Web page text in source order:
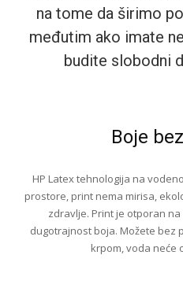
na tome da širimo
međutim ako imate
budite slobodni
Boje
HP Latex tehnologija na
prostore, print nema mirisa,
zdravlje. Print je otporan
dugotrajnost boja. Možete bez
krpom, voda neće